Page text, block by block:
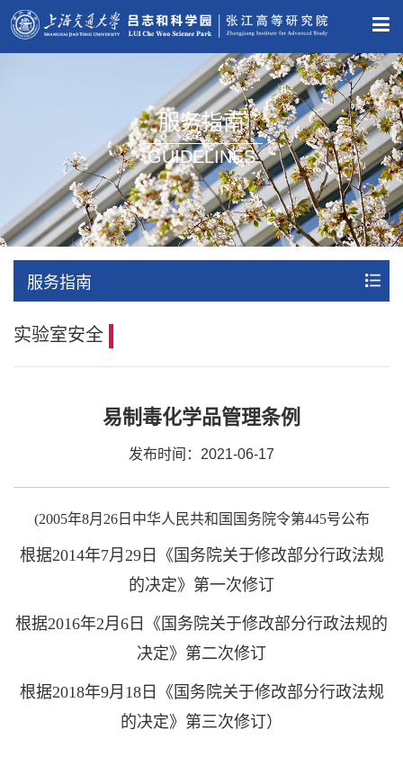
服务指南
GUIDELINES
服务指南
实验室安全
易制毒化学品管理条例
发布时间：2021-06-17
(2005年8月26日中华人民共和国国务院令第445号公布
根据2014年7月29日《国务院关于修改部分行政法规
的决定》第一次修订
根据2016年2月6日《国务院关于修改部分行政法规的
决定》第二次修订
根据2018年9月18日《国务院关于修改部分行政法规
的决定》第三次修订）